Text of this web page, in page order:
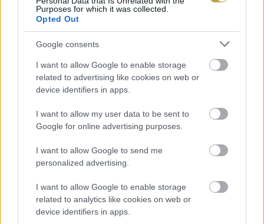
Purposes for which it was collected.
Opted Out
Google consents
I want to allow Google to enable storage
related to advertising like cookies on web or
device identifiers in apps.
I want to allow my user data to be sent to
Google for online advertising purposes.
I want to allow Google to send me
personalized advertising.
I want to allow Google to enable storage
related to analytics like cookies on web or
device identifiers in apps.
EZEK IS ÉRDEKELHETNEK
Helyek